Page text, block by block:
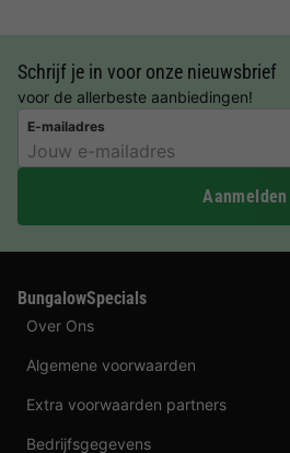
Schrijf je in voor onze nieuwsbrief
voor de allerbeste aanbiedingen!
E-mailadres
Aanmelden
BungalowSpecials
Over Ons
Algemene voorwaarden
Extra voorwaarden partners
Bedrijfsgegevens